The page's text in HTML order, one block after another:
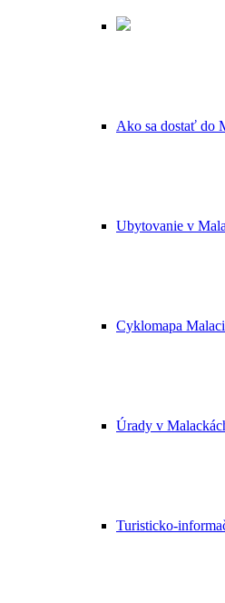
Ako sa dostať do
Ubytovanie v
Cyklomapa
Úrady v
Turisticko-